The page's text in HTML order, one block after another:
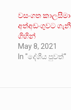
වසංගත
අත්අඩංගුවට
ගිහින්
May 8, 2021
In "දේශීය පුවත්"